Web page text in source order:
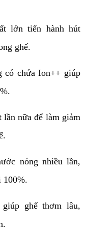
lớn tiến hành hút
ghế.
có chứa Ion++ giúp
lần nữa để làm giảm
nóng nhiều lần,
100%.
ghế thơm lâu,